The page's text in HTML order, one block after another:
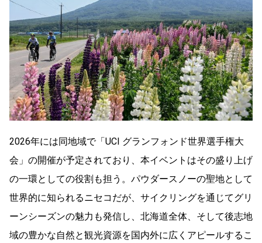
2026年には同地域で「UCI グランフォンド世界選手権大
会」の開催が予定されており、本イベントはその盛り上げ
の一環としての役割も担う。パウダースノーの聖地として
世界的に知られるニセコだが、サイクリングを通じてグリ
ーンシーズンの魅力も発信し、北海道全体、そして後志地
域の豊かな自然と観光資源を国内外に広くアピールするこ